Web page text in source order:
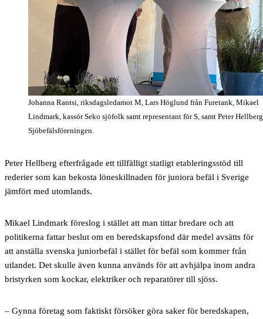
Johanna Rantsi, riksdagsledamot M, Lars Höglund från Furetank, Mikael
Lindmark, kassör Seko sjöfolk samt representant för S, samt Peter
Sjöbefälsföreningen.
Peter Hellberg efterfrågade ett tillfälligt statligt etableringsstöd till
rederier som kan bekosta löneskillnaden för juniora befäl i Sverige
jämfört med utomlands.
Mikael Lindmark föreslog i stället att man tittar bredare och att
politikerna fattar beslut om en beredskapsfond där medel avsätts för
att anställa svenska juniorbefäl i stället för befäl som kommer från
utlandet. Det skulle även kunna används för att avhjälpa inom andra
bristyrken som kockar, elektriker och reparatörer till sjöss.
– Gynna företag som faktiskt försöker göra saker för beredskapen,